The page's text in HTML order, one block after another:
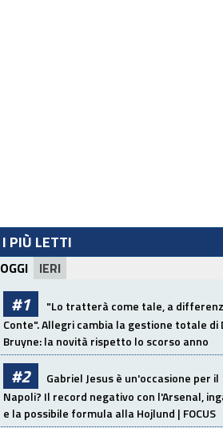
I PIÙ LETTI
OGGI IERI
#1
"Lo tratterà come tale, a
Conte". Allegri cambia la gestione totale di
Bruyne: la novità rispetto lo scorso anno
#2
Gabriel Jesus è un'occasione per il
Napoli? Il record negativo con l'Arsenal,
e la possibile formula alla Hojlund | FOCUS